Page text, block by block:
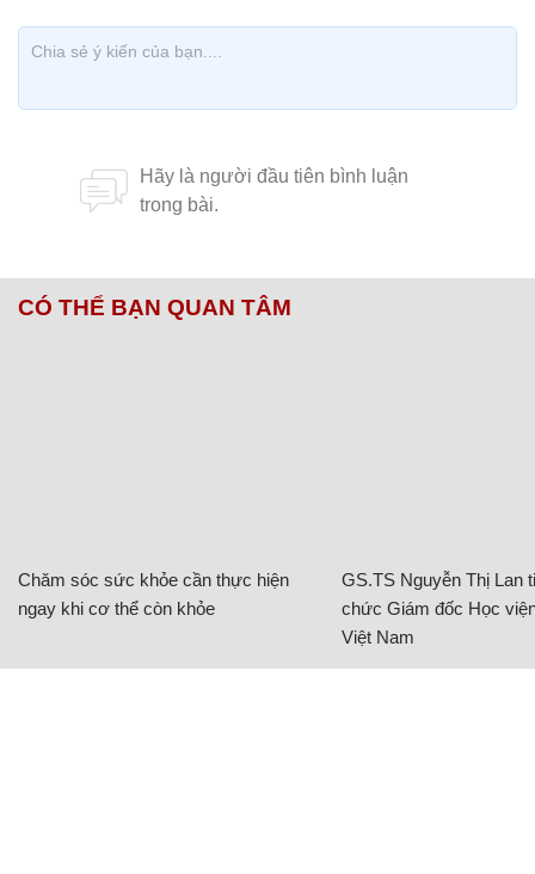
CÓ THỂ BẠN QUAN TÂM
Chăm sóc sức khỏe cần thực hiện
ngay khi cơ thể còn khỏe
GS.TS Nguyễn Thị Lan
chức Giám đốc Học
Việt Nam